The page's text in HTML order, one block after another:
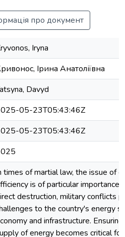
про документ
Iryna
Ірина Анатоліївна
Davyd
05-23T05:43:46Z
05-23T05:43:46Z
times of martial law, the issue of
is of particular
destruction, military conflicts
to the country's energy
and infrastructure.
of energy becomes critical